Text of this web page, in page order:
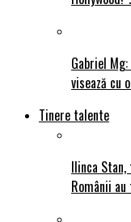
Gabriel
visează cu
Tinere talente
Ilinca
Românii